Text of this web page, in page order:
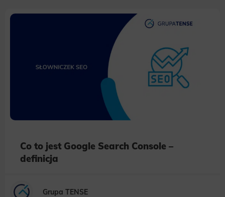
Co to jest Google Search Console –
definicja
Grupa TENSE